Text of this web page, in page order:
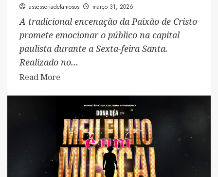
assessoriadefamosos março 31, 2026
A tradicional encenação da Paixão de Cristo
promete emocionar o público na capital
paulista durante a Sexta-feira Santa.
Realizado no...
Read More
Espetáculo
gratuito
da
Paixão
de
Cristo